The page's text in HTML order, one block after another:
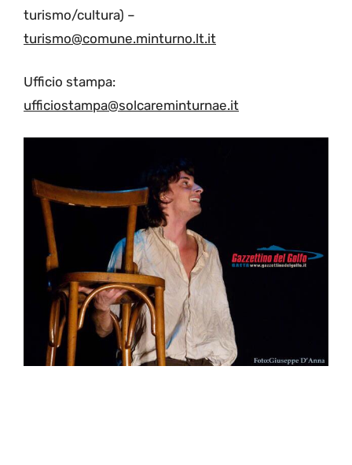
turismo/cultura) –
turismo@comune.minturno.lt.it
Ufficio stampa:
ufficiostampa@solcareminturnae.it